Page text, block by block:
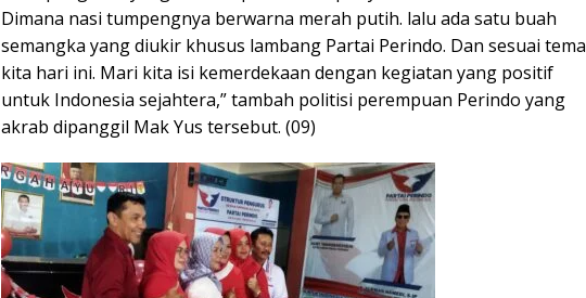
Dimana nasi tumpengnya berwarna merah putih. lalu ada satu buah
semangka yang diukir khusus lambang Partai Perindo. Dan sesuai tema
kita hari ini. Mari kita isi kemerdekaan dengan kegiatan yang positif
untuk Indonesia sejahtera,” tambah politisi perempuan Perindo yang
akrab dipanggil Mak Yus tersebut. (09)